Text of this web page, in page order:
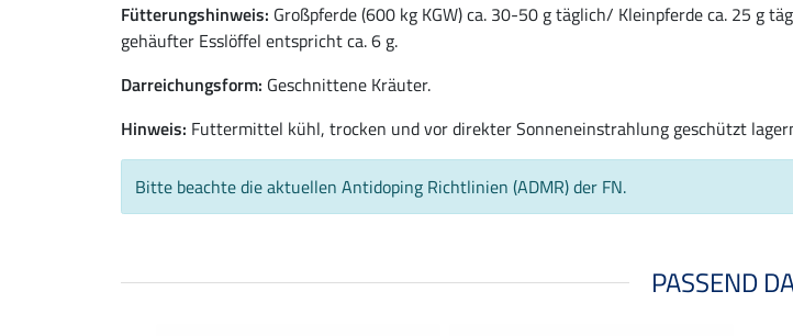
Fütterungshinweis: Großpferde (600 kg KGW) ca. 30-50 g täglich/ Kleinpferde ca. 25 g
gehäufter Esslöffel entspricht ca. 6 g.
Darreichungsform: Geschnittene Kräuter.
Hinweis: Futtermittel kühl, trocken und vor direkter Sonneneinstrahlung geschützt
Bitte beachte die aktuellen Antidoping Richtlinien (ADMR) der FN.
PASSEND